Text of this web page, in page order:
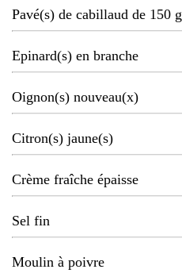
Pavé(s) de cabillaud de 150 g
Epinard(s) en branche
Oignon(s) nouveau(x)
Citron(s) jaune(s)
Crème fraîche épaisse
Sel fin
Moulin à poivre